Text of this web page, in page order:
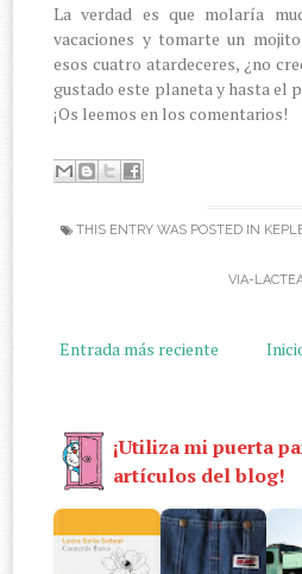
La verdad es que molaría
vacaciones y tomarte un
esos cuatro atardeceres, ¿no
gustado este planeta y hasta el
¡Os leemos en los comentarios!
THIS ENTRY WAS POSTED IN
VIA-
Entrada más reciente
¡Utiliza mi puerta
artículos del blog!